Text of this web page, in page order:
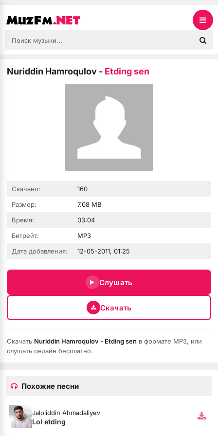
Nuriddin Hamroqulov - Etding sen
Скачано:
160
Размер:
7.08 MB
Время:
03:04
Битрейт:
MP3
Дата добавления:
12-05-2011, 01:25
Слушать
Скачать
Скачать Nuriddin Hamroqulov - Etding sen в формате MP3, или
слушать онлайн бесплатно.
Похожие песни
Jaloliddin Ahmadaliyev
Lol etding